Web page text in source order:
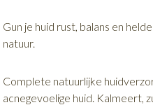
Gun je huid rust, balans en
natuur.
Complete natuurlijke
acnegevoelige huid. Kalmeert,